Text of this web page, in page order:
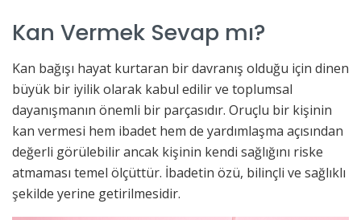
Kan Vermek Sevap mı?
Kan bağışı hayat kurtaran bir davranış olduğu için dinen
büyük bir iyilik olarak kabul edilir ve toplumsal
dayanışmanın önemli bir parçasıdır. Oruçlu bir kişinin
kan vermesi hem ibadet hem de yardımlaşma açısından
değerli görülebilir ancak kişinin kendi sağlığını riske
atmaması temel ölçüttür. İbadetin özü, bilinçli ve sağlıklı
şekilde yerine getirilmesidir.